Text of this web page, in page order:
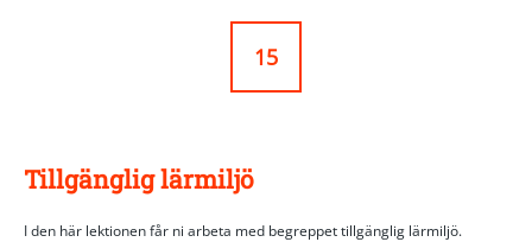
15
Tillgänglig lärmiljö
I den här lektionen får ni arbeta med begreppet tillgänglig lärmiljö.